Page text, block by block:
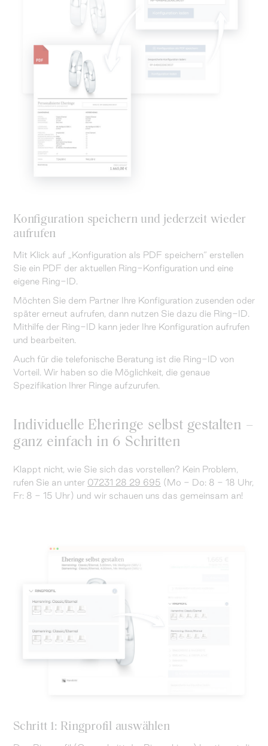
Konfiguration speichern und jederzeit wieder
aufrufen
Mit Klick auf „Konfiguration als PDF speichern“ erstellen
Sie ein PDF der aktuellen Ring-Konfiguration und eine
eigene Ring-ID.
Möchten Sie dem Partner Ihre Konfiguration zusenden oder
später erneut aufrufen, dann nutzen Sie dazu die Ring-ID.
Mithilfe der Ring-ID kann jeder Ihre Konfiguration aufrufen
und bearbeiten.
Auch für die telefonische Beratung ist die Ring-ID von
Vorteil. Wir haben so die Möglichkeit, die genaue
Spezifikation Ihrer Ringe aufzurufen.
Individuelle Eheringe selbst gestalten –
ganz einfach in 6 Schritten
Klappt nicht, wie Sie sich das vorstellen? Kein Problem,
rufen Sie an unter 07231 28 29 695 (Mo - Do: 8 - 18 Uhr,
Fr: 8 - 15 Uhr) und wir schauen uns das gemeinsam an!
Schritt 1: Ringprofil auswählen